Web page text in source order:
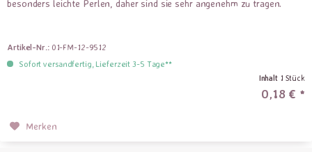
besonders leichte Perlen, daher sind sie sehr angenehm zu tragen.
Artikel-Nr.: 01-FM-12-9512
Sofort versandfertig, Lieferzeit 3-5 Tage**
Inhalt 1 Stück
0,18 € *
Merken